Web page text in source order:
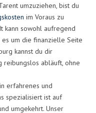
umzuziehen, bist du
im Voraus zu
kann sowohl aufregend
es um die finanzielle Seite
kannst du dir
reibungslos abläuft, ohne
erfahrenes und
spezialisiert ist auf
umgekehrt. Unser